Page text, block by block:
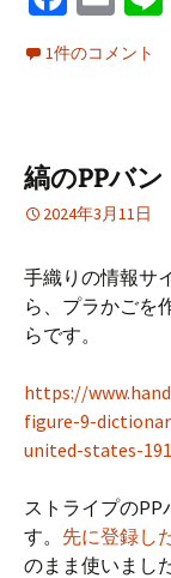
b
k
m
ai
1件のコメント
縞のPPバ
2024年3月11日
手織りの情報サ
ら、プラかごを
らです。
https://
figure-9-
united-states-
ストライプの
す。 先に登録し
のまま使いました